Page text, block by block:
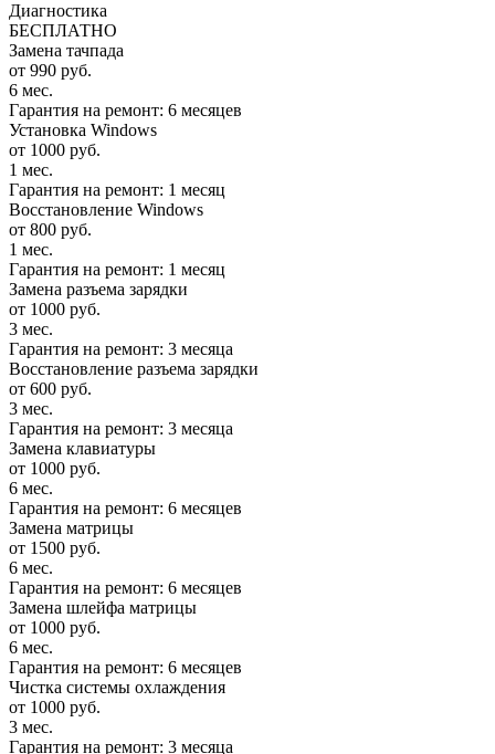
Диагностика
БЕСПЛАТНО
Замена тачпада
от 990 руб.
6 мес.
Гарантия на ремонт: 6 месяцев
Установка Windows
от 1000 руб.
1 мес.
Гарантия на ремонт: 1 месяц
Восстановление Windows
от 800 руб.
1 мес.
Гарантия на ремонт: 1 месяц
Замена разъема зарядки
от 1000 руб.
3 мес.
Гарантия на ремонт: 3 месяца
Восстановление разъема зарядки
от 600 руб.
3 мес.
Гарантия на ремонт: 3 месяца
Замена клавиатуры
от 1000 руб.
6 мес.
Гарантия на ремонт: 6 месяцев
Замена матрицы
от 1500 руб.
6 мес.
Гарантия на ремонт: 6 месяцев
Замена шлейфа матрицы
от 1000 руб.
6 мес.
Гарантия на ремонт: 6 месяцев
Чистка системы охлаждения
от 1000 руб.
3 мес.
Гарантия на ремонт: 3 месяца